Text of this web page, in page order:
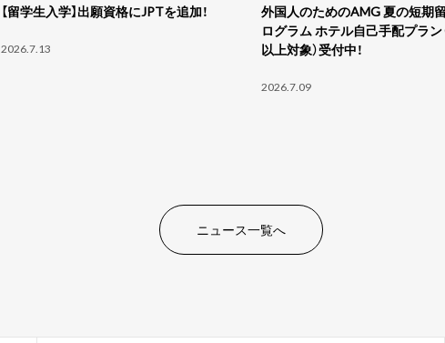
【留学生入学】出願資格にJPTを追加！
2026.7.13
外国人のためのAMG 夏の短期
ログラム ホテル自己手配プラン
以上対象）受付中！
2026.7.09
ニュース一覧へ